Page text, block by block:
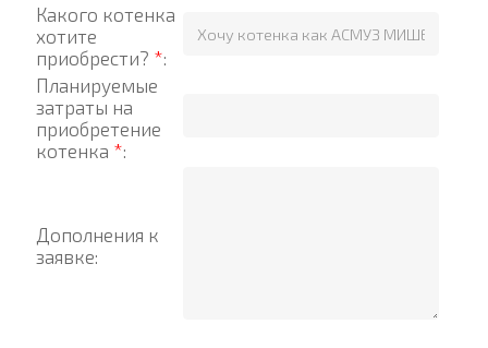
Какого котенка
хотите
приобрести? *:
Планируемые
затраты на
приобретение
котенка *:
Дополнения к
заявке: